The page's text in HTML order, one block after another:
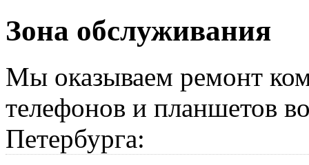
Зона обслуживания
Мы оказываем ремонт
телефонов и планшетов
Петербурга: